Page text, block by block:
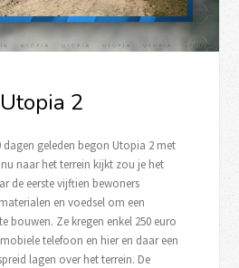
2
dagen geleden begon Utopia 2 met
naar het terrein kijkt zou je het
de eerste vijftien bewoners
en voedsel om een
bouwen. Ze kregen enkel 250 euro
telefoon en hier en daar een
lagen over het terrein. De